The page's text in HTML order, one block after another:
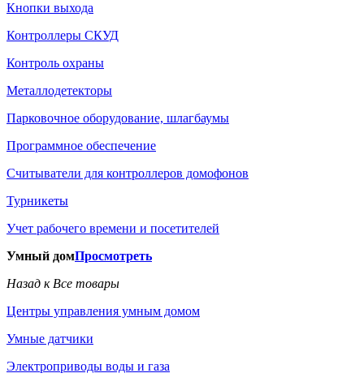
Кнопки выхода
Контроллеры СКУД
Контроль охраны
Металлодетекторы
Парковочное оборудование, шлагбаумы
Программное обеспечение
Считыватели для контроллеров домофонов
Турникеты
Учет рабочего времени и посетителей
Умный домПросмотреть
Назад к Все товары
Центры управления умным домом
Умные датчики
Электроприводы воды и газа